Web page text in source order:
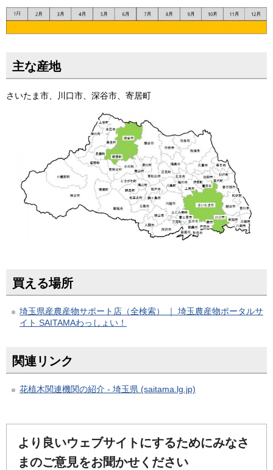
主な産地
さいたま市、川口市、深谷市、寄居町
買える場所
埼玉県産農産物サポート店（全検索） ｜ 埼玉農産物ポータルサ
イト SAITAMAわっしょい！
関連リンク
花植木関連機関の紹介 - 埼玉県 (saitama.lg.jp)
より良いウェブサイトにするためにみなさ
まのご意見をお聞かせください